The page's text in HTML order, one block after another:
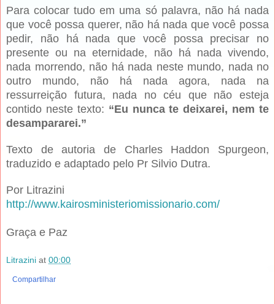
Para colocar tudo em uma só palavra, não há nada
que você possa querer, não há nada que você possa
pedir, não há nada que você possa precisar no
presente ou na eternidade, não há nada vivendo,
nada morrendo, não há nada neste mundo, nada no
outro mundo, não há nada agora, nada na
ressurreição futura, nada no céu que não esteja
contido neste texto: “Eu nunca te deixarei, nem te
desampararei.”
Texto de autoria de Charles Haddon Spurgeon,
traduzido e adaptado pelo Pr Silvio Dutra.
Por Litrazini
http://www.kairosministeriomissionario.com/
Graça e Paz
Litrazini at 00:00
Compartilhar